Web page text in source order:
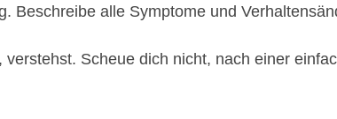
Beschreibe alle Symptome und
Scheue dich nicht, nach einer